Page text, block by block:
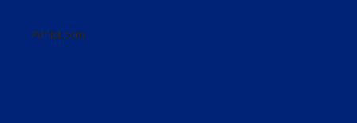
Pdflist.com